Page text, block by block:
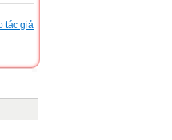
tác giả